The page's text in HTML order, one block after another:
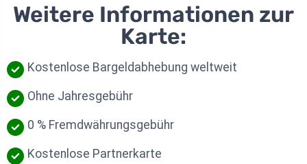
Weitere Informationen zur
Karte:
Kostenlose Bargeldabhebung weltweit
Ohne Jahresgebühr
0 % Fremdwährungsgebühr
Kostenlose Partnerkarte